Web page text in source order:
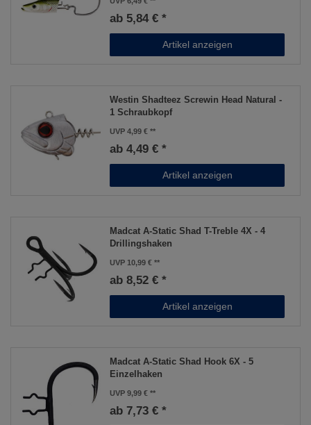
ab 5,84 € *
Artikel anzeigen
Westin Shadteez Screwin Head Natural -
1 Schraubkopf
UVP 4,99 €
ab 4,49 € *
Artikel anzeigen
Madcat A-Static Shad T-Treble 4X - 4
Drillingshaken
UVP 10,99 €
ab 8,52 € *
Artikel anzeigen
Madcat A-Static Shad Hook 6X - 5
Einzelhaken
UVP 9,99 €
ab 7,73 € *